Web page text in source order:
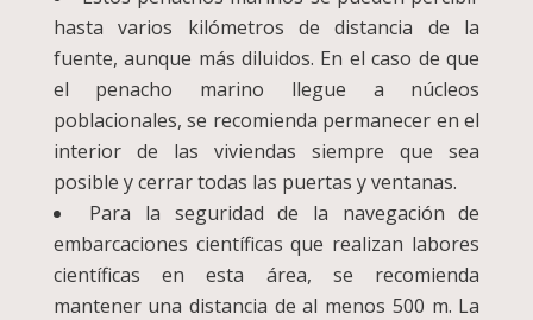
hasta varios kilómetros de distancia de la
fuente, aunque más diluidos. En el caso de que
el penacho marino llegue a núcleos
poblacionales, se recomienda permanecer en el
interior de las viviendas siempre que sea
posible y cerrar todas las puertas y ventanas.
Para la seguridad de la navegación de
embarcaciones científicas que realizan labores
científicas en esta área, se recomienda
mantener una distancia de al menos 500 m. La